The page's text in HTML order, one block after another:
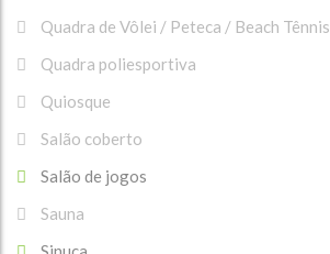
Quadra de Vôlei / Peteca / Beach Tênnis
Quadra poliesportiva
Quiosque
Salão coberto
Salão de jogos
Sauna